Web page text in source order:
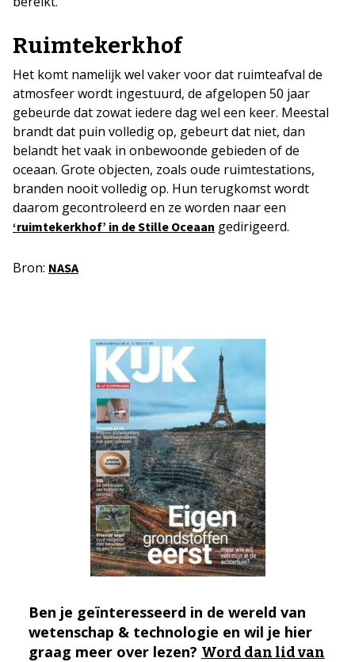
Ruimtekerkhof
Het komt namelijk wel vaker voor dat ruimteafval de
atmosfeer wordt ingestuurd, de afgelopen 50 jaar
gebeurde dat zowat iedere dag wel een keer. Meestal
brandt dat puin volledig op, gebeurt dat niet, dan
belandt het vaak in onbewoonde gebieden of de
oceaan. Grote objecten, zoals oude ruimtestations,
branden nooit volledig op. Hun terugkomst wordt
daarom gecontroleerd en ze worden naar een
‘ruimtekerkhof’ in de Stille Oceaan gedirigeerd.
Bron: NASA
Ben je geïnteresseerd in de wereld van
wetenschap & technologie en wil je hier
graag meer over lezen? Word dan lid van